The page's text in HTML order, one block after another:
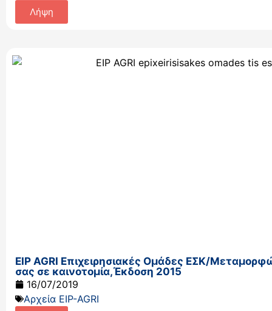
Λήψη
EIP AGRI Επιχειρησιακές Ομάδες ΕΣΚ/
σας σε καινοτομία,Έκδοση 2015
16/07/2019
Αρχεία EIP-AGRI